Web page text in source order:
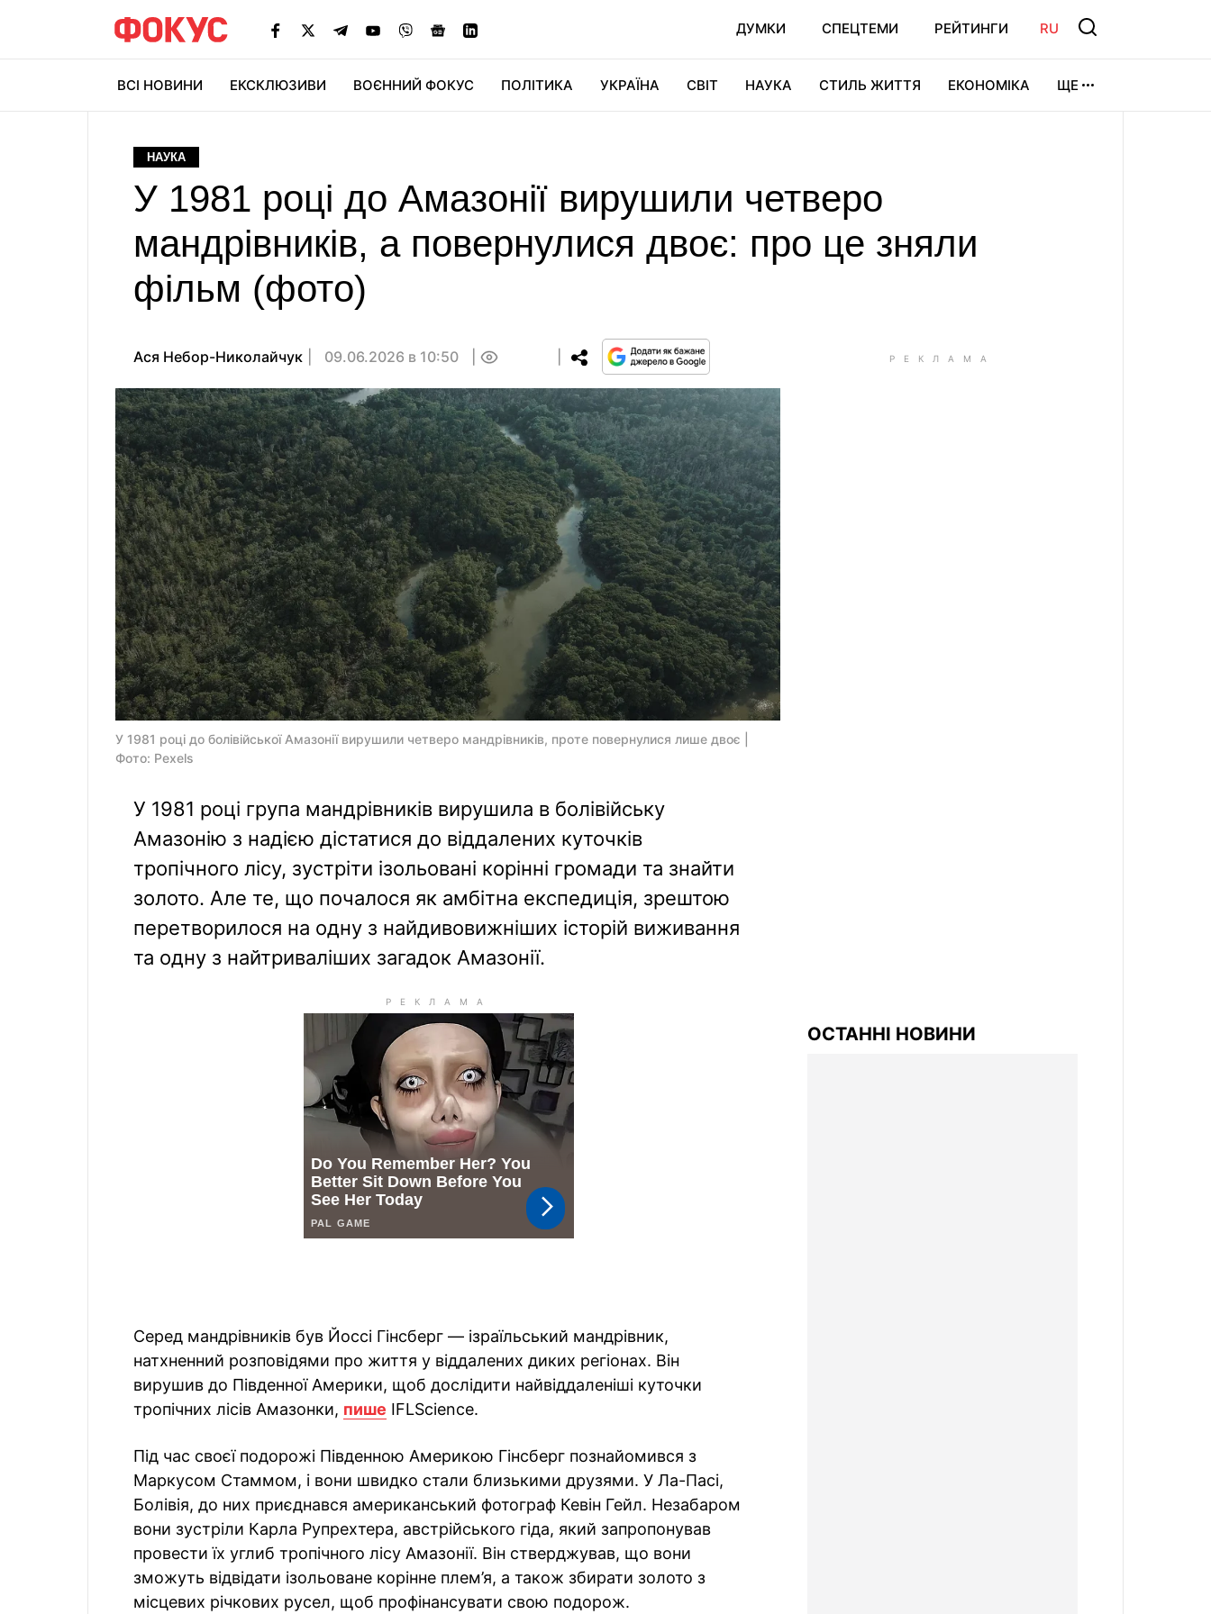
ДУМКИ СПЕЦТЕМИ РЕЙТИНГИ RU
ВСІ НОВИНИ ЕКСКЛЮЗИВИ ВОЄННИЙ ФОКУС ПОЛІТИКА УКРАЇНА СВІТ НАУКА СТИЛЬ ЖИТТЯ ЕКОНОМІКА ЩЕ
НАУКА
У 1981 році до Амазонії вирушили четверо
мандрівників, а повернулися двоє: про це зняли
фільм (фото)
Ася Небор-Николайчук 09.06.2026 в 10:50
У 1981 році до болівійської Амазонії вирушили четверо мандрівників, проте повернулися лише двоє |
Фото: Pexels
У 1981 році група мандрівників вирушила в болівійську
Амазонію з надією дістатися до віддалених куточків
тропічного лісу, зустріти ізольовані корінні громади та знайти
золото. Але те, що почалося як амбітна експедиція, зрештою
перетворилося на одну з найдивовижніших історій виживання
та одну з найтриваліших загадок Амазонії.
Серед мандрівників був Йоссі Гінсберг — ізраїльський мандрівник,
натхненний розповідями про життя у віддалених диких регіонах. Він
вирушив до Південної Америки, щоб дослідити найвіддаленіші куточки
тропічних лісів Амазонки, пише IFLScience.
Під час своєї подорожі Південною Америкою Гінсберг познайомився з
Маркусом Стаммом, і вони швидко стали близькими друзями. У Ла-Пасі,
Болівія, до них приєднався американський фотограф Кевін Гейл. Незабаром
вони зустріли Карла Рупрехтера, австрійського гіда, який запропонував
провести їх углиб тропічного лісу Амазонії. Він стверджував, що вони
зможуть відвідати ізольоване корінне плем’я, а також збирати золото з
місцевих річкових русел, щоб профінансувати свою подорож.
ОСТАННІ НОВИНИ